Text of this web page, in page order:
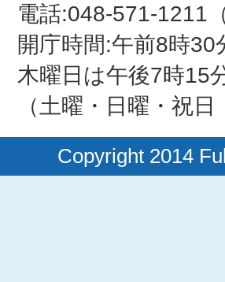
電話:048-571-1211
開庁時間:午前8時30
木曜日は午後7時15
（土曜・日曜・祝
Copyright 2014